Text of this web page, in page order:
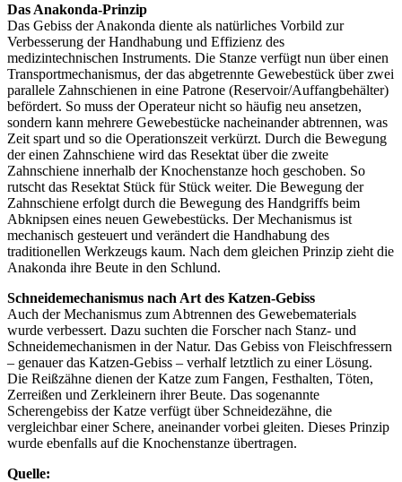
Das Anakonda-Prinzip
Das Gebiss der Anakonda diente als natürliches Vorbild zur
Verbesserung der Handhabung und Effizienz des
medizintechnischen Instruments. Die Stanze verfügt nun über einen
Transportmechanismus, der das abgetrennte Gewebestück über zwei
parallele Zahnschienen in eine Patrone (Reservoir/Auffangbehälter)
befördert. So muss der Operateur nicht so häufig neu ansetzen,
sondern kann mehrere Gewebestücke nacheinander abtrennen, was
Zeit spart und so die Operationszeit verkürzt. Durch die Bewegung
der einen Zahnschiene wird das Resektat über die zweite
Zahnschiene innerhalb der Knochenstanze hoch geschoben. So
rutscht das Resektat Stück für Stück weiter. Die Bewegung der
Zahnschiene erfolgt durch die Bewegung des Handgriffs beim
Abknipsen eines neuen Gewebestücks. Der Mechanismus ist
mechanisch gesteuert und verändert die Handhabung des
traditionellen Werkzeugs kaum. Nach dem gleichen Prinzip zieht die
Anakonda ihre Beute in den Schlund.
Schneidemechanismus nach Art des Katzen-Gebiss
Auch der Mechanismus zum Abtrennen des Gewebematerials
wurde verbessert. Dazu suchten die Forscher nach Stanz- und
Schneidemechanismen in der Natur. Das Gebiss von Fleischfressern
– genauer das Katzen-Gebiss – verhalf letztlich zu einer Lösung.
Die Reißzähne dienen der Katze zum Fangen, Festhalten, Töten,
Zerreißen und Zerkleinern ihrer Beute. Das sogenannte
Scherengebiss der Katze verfügt über Schneidezähne, die
vergleichbar einer Schere, aneinander vorbei gleiten. Dieses Prinzip
wurde ebenfalls auf die Knochenstanze übertragen.
Quelle: